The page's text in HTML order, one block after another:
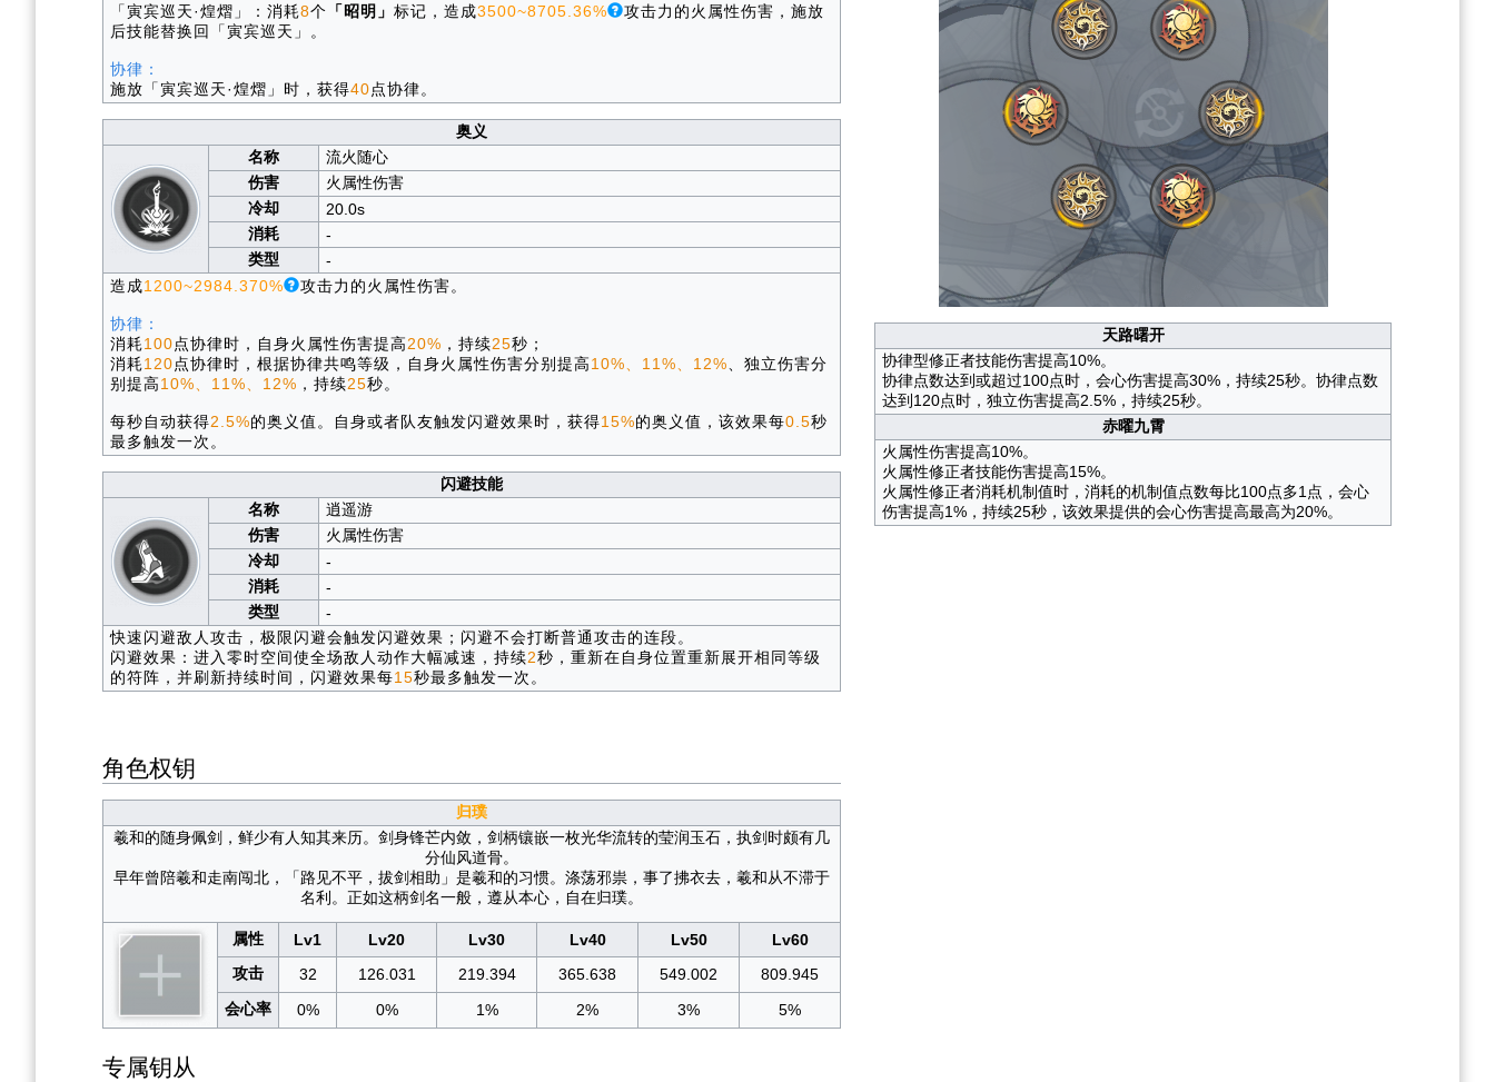
「寅宾巡天·煌熠」：消耗8个 「昭明」 标记，造成3500~8705.36%
攻击力的火属性伤害，施放
后技能替换回「寅宾巡天」。
协律：
施放「寅宾巡天·煌熠」时，获得40点协律。
奥义
名称
流火随心
伤害
火属性伤害
冷却
20.0s
消耗
-
类型
-
造成1200~2984.370% 攻击力的火属性伤害。
协律：
消耗100点协律时，自身火属性伤害提高20% ，持续25秒；
消耗120点协律时，根据协律共鸣等级，自身火属性伤害分别提高10%、11%、12% 、独立伤害分
别提高10%、11%、12% ，持续25秒。
每秒自动获得2.5%的奥义值。自身或者队友触发闪避效果时，获得15%的奥义值，该效果每0.5秒
最多触发一次。
闪避技能
名称
逍遥游
伤害
火属性伤害
冷却
-
消耗
-
类型
-
快速闪避敌人攻击，极限闪避会触发闪避效果；闪避不会打断普通攻击的连段。
闪避效果：进入零时空间使全场敌人动作大幅减速，持续2秒，重新在自身位置重新展开相同等级
的符阵，并刷新持续时间，闪避效果每15秒最多触发一次。
角色权钥
归璞
羲和的随身佩剑，鲜少有人知其来历。剑身锋芒内敛，剑柄镶嵌一枚光华流转的莹润玉石，执剑时颇有几
分仙风道骨。
早年曾陪羲和走南闯北，「路见不平，拔剑相助」是羲和的习惯。涤荡邪祟，事了拂衣去，羲和从不滞于
名利。正如这柄剑名一般，遵从本心，自在归璞。
属性 Lv1 Lv20 Lv30 Lv40 Lv50
Lv60
攻击
32 126.031 219.394 365.638 549.002
809.945
会心率
0% 0% 1% 2% 3% 5%
专属钥从
天路曙开
协律型修正者技能伤害提高10%。
协律点数达到或超过100点时，会心伤害提高30%，持续25秒。协律点数
达到120点时，独立伤害提高2.5%，持续25秒。
赤曜九霄
火属性伤害提高10%。
火属性修正者技能伤害提高15%。
火属性修正者消耗机制值时，消耗的机制值点数每比100点多1点，会心
伤害提高1%，持续25秒，该效果提供的会心伤害提高最高为20%。